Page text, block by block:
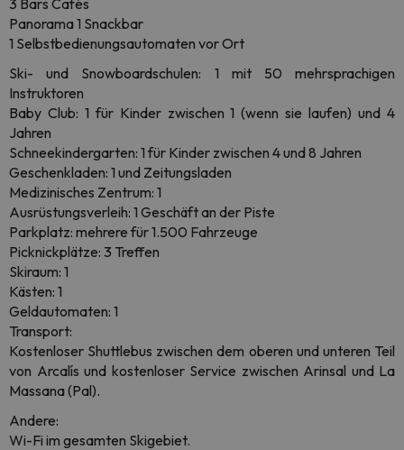
3 Bars Cafés
Panorama 1 Snackbar
1 Selbstbedienungsautomaten vor Ort
Ski- und Snowboardschulen: 1 mit 50 mehrsprachigen
Instruktoren
Baby Club: 1 für Kinder zwischen 1 (wenn sie laufen) und 4
Jahren
Schneekindergarten: 1 für Kinder zwischen 4 und 8 Jahren
Geschenkladen: 1 und Zeitungsladen
Medizinisches Zentrum: 1
Ausrüstungsverleih: 1 Geschäft an der Piste
Parkplatz: mehrere für 1.500 Fahrzeuge
Picknickplätze: 3 Treffen
Skiraum: 1
Kästen: 1
Geldautomaten: 1
Transport:
Kostenloser Shuttlebus zwischen dem oberen und unteren Teil
von Arcalís und kostenloser Service zwischen Arinsal und La
Massana (Pal).
Andere:
Wi-Fi im gesamten Skigebiet.